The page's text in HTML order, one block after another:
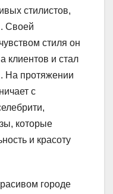
стилистов,
Своей
стиля он
клиентов и стал
На протяжении
с
которые
и красоту
городе